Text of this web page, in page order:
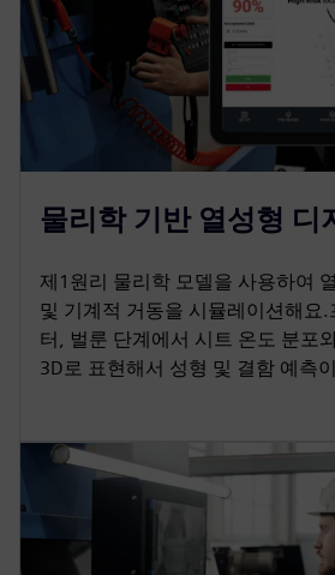
물리학 기반 열성형 디
제1원리 물리학 모델을 사용하여
및 기계적 거동을 시뮬레이션해요
터, 벌룬 단계에서 시트 온도 분포
3D로 표현해서 성형 및 결함 예측